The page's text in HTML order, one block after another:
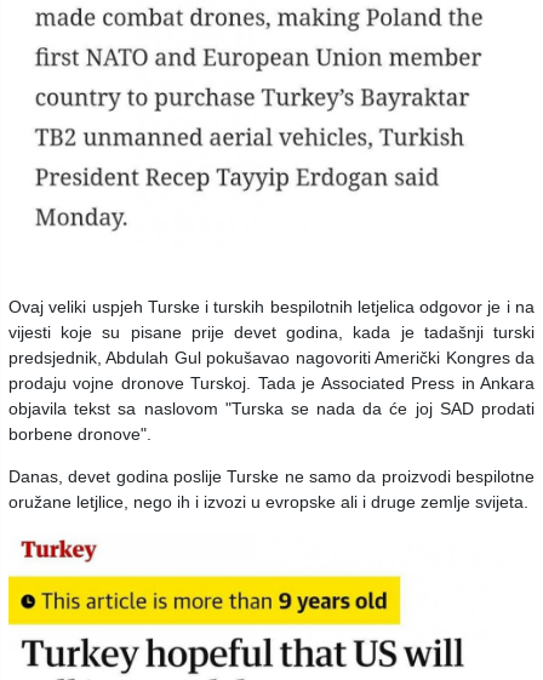
Ovaj veliki uspjeh Turske i turskih bespilotnih letjelica odgovor je i na
vijesti koje su pisane prije devet godina, kada je tadašnji turski
predsjednik, Abdulah Gul pokušavao nagovoriti Američki Kongres da
prodaju vojne dronove Turskoj. Tada je Associated Press in Ankara
objavila tekst sa naslovom "Turska se nada da će joj SAD prodati
borbene dronove".
Danas, devet godina poslije Turske ne samo da proizvodi bespilotne
oružane letjlice, nego ih i izvozi u evropske ali i druge zemlje svijeta.